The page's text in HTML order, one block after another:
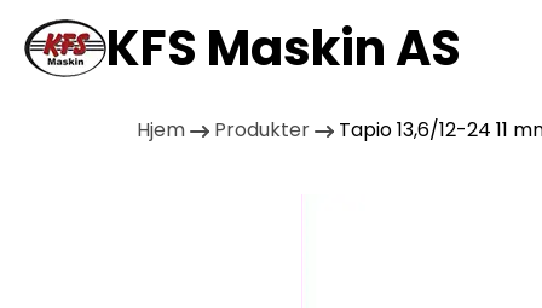
KFS Maskin AS
Hjem Produkter Tapio 13,6/12-24 11